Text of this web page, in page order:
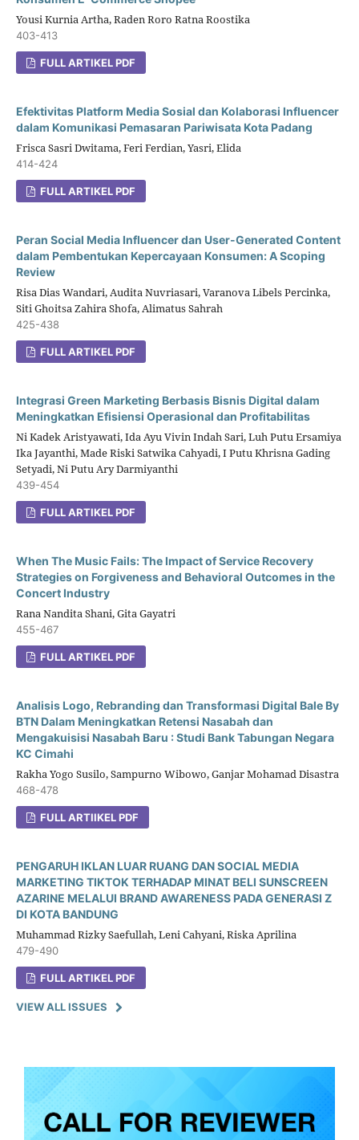
Yousi Kurnia Artha, Raden Roro Ratna Roostika
403-413
FULL ARTIKEL PDF
Efektivitas Platform Media Sosial dan Kolaborasi Influencer
dalam Komunikasi Pemasaran Pariwisata Kota Padang
Frisca Sasri Dwitama, Feri Ferdian, Yasri, Elida
414-424
FULL ARTIKEL PDF
Peran Social Media Influencer dan User-Generated Content
dalam Pembentukan Kepercayaan Konsumen: A Scoping
Review
Risa Dias Wandari, Audita Nuvriasari, Varanova Libels Percinka,
Siti Ghoitsa Zahira Shofa, Alimatus Sahrah
425-438
FULL ARTIKEL PDF
Integrasi Green Marketing Berbasis Bisnis Digital dalam
Meningkatkan Efisiensi Operasional dan Profitabilitas
Ni Kadek Aristyawati, Ida Ayu Vivin Indah Sari, Luh Putu Ersamiya
Ika Jayanthi, Made Riski Satwika Cahyadi, I Putu Khrisna Gading
Setyadi, Ni Putu Ary Darmiyanthi
439-454
FULL ARTIKEL PDF
When The Music Fails: The Impact of Service Recovery
Strategies on Forgiveness and Behavioral Outcomes in the
Concert Industry
Rana Nandita Shani, Gita Gayatri
455-467
FULL ARTIKEL PDF
Analisis Logo, Rebranding dan Transformasi Digital Bale By
BTN Dalam Meningkatkan Retensi Nasabah dan
Mengakuisisi Nasabah Baru : Studi Bank Tabungan Negara
KC Cimahi
Rakha Yogo Susilo, Sampurno Wibowo, Ganjar Mohamad Disastra
468-478
FULL ARTIIKEL PDF
PENGARUH IKLAN LUAR RUANG DAN SOCIAL MEDIA
MARKETING TIKTOK TERHADAP MINAT BELI SUNSCREEN
AZARINE MELALUI BRAND AWARENESS PADA GENERASI Z
DI KOTA BANDUNG
Muhammad Rizky Saefullah, Leni Cahyani, Riska Aprilina
479-490
FULL ARTIKEL PDF
VIEW ALL ISSUES